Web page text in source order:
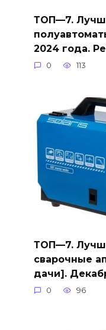
ТОП—7.
2024 года.
0 113
ТОП—7.
сварочные
дачи].
0 96